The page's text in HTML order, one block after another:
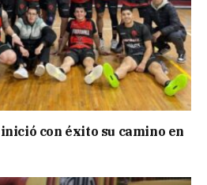
con éxito su camino en